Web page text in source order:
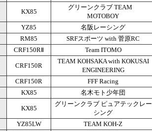
KX85
グリーンクラブ TEAM
MOTOBOY
YZ85 名阪レーシング
RM85 SRFスポーツ with 菅原RC
CRF150RⅡ Team ITOMO
CRF150R
TEAM KOHSAKA with KOKUSAI
ENGINEERING
CRF150R FFF Racing
KX85 名木モト少年団
KX85
グリーンクラブ ピュアテックレー
シング
YZ85LW TEAM KOH-Z